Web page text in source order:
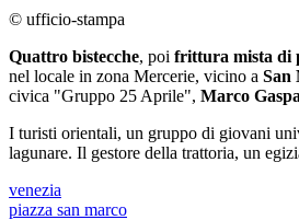
© ufficio-stampa
Quattro bistecche, poi frittura mista di
nel locale in zona Mercerie, vicino a San
civica "Gruppo 25 Aprile", Marco
I turisti orientali, un gruppo di giovani
lagunare. Il gestore della trattoria, un
venezia
piazza san marco